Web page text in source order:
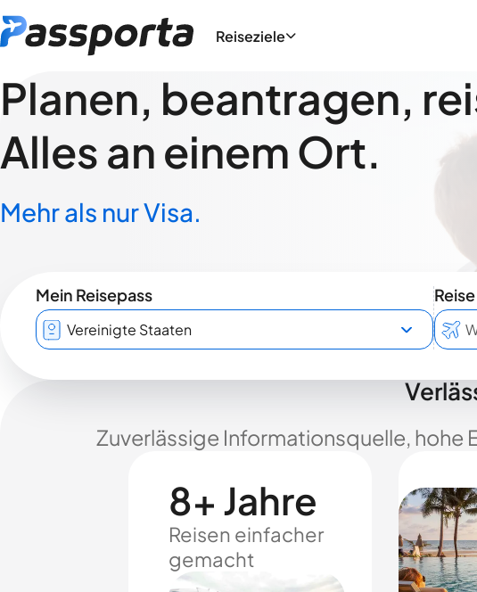
Reiseziele
Planen, beantragen,
Alles an einem Ort.
Mehr als nur Visa.
Mein Reisepass
Zuverlässige Informationsquelle, hohe
8+ Jahre
Reisen einfacher
gemacht